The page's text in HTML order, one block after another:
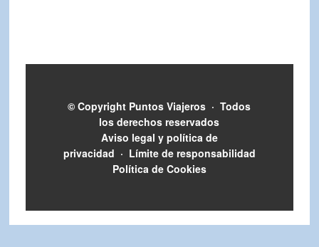
© Copyright Puntos Viajeros · Todos
los derechos reservados
Aviso legal y política de
privacidad · Límite de responsabilidad
Política de Cookies